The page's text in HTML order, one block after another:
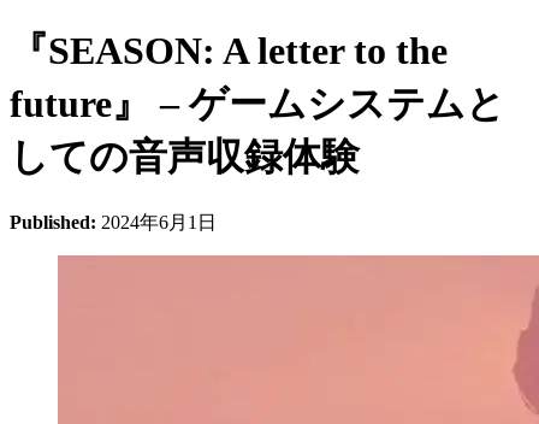
『SEASON: A letter to the
future』 – ゲームシステムと
しての音声収録体験
Published: 2024年6月1日